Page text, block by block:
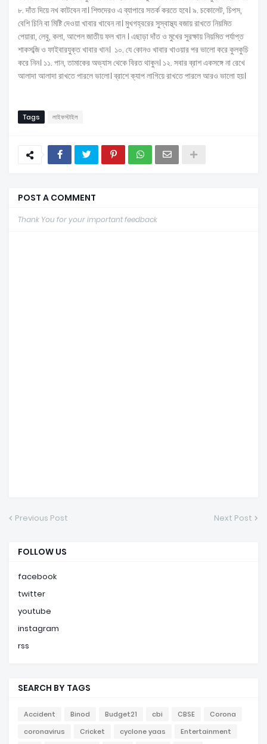
৮. দাঁত দিয়ে নখ কাটবেন না। শিশুদেরও এ ব্যাপারে সতর্ক করতে হবে। ৯. চকোলেট, চিপস,
বেশি চিনি বা মিষ্টি দেওয়া খাবার খাবেন না। মুখগহ্বরের সুস্বাস্থ্য বজায় রাখতে নিয়মিত
পেয়ারা, লেবু, কলা, আপেল জাতীয় ফল খান । এছাড়া দাঁত ও মুখের সুরক্ষায় নিয়মিত পর্যাপ্ত
শাকসব্জি ও ফাইবারযুক্ত খাবার খান। ১০. যে কোনও খাবার খাওয়ার পর ভালো করে কুলকুচি
করে নিন। ১১. পান, তামাকের অভ্যাস থেকে বিরত থাকুন। ১২. সবার ব্রাশ একসঙ্গে না রেখে
আলাদা আলাদা রাখতে পারলে ভালো। ব্রাশে ক্যাপ লাগিয়ে রাখতে পারলে আরও ভালো হয়।
Tags লাইফস্টাইল
POST A COMMENT
Thank You for your important feedback
Previous Post Next Post
FOLLOW US
facebook
twitter
youtube
instagram
rss
SEARCH BY TAGS
Accident Binod Budget21 cbi CBSE
Corona
coronavirus
Cricket cyclone yaas
Entertainment